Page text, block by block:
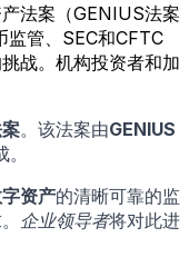
法案（GENIUS法案
监管、SEC和CFTC
战。机构投资者和加
。该法案由GENIUS
资产的清晰可靠的监
企业领导者将对此进